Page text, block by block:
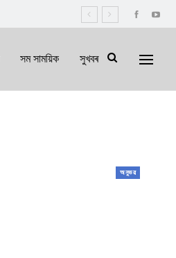
সম সাময়িক সুখবৰ
অনুভৱ